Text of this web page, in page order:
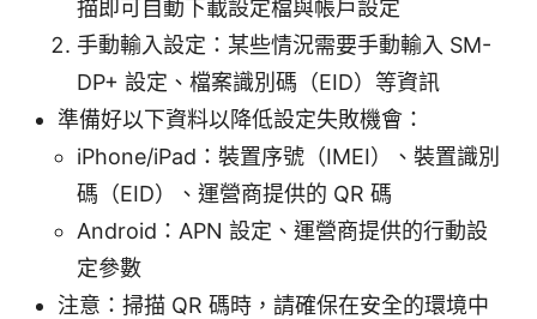
描即可自動下載設定檔與帳戶設定
手動輸入設定：某些情況需要手動輸入 SM-
DP+ 設定、檔案識別碼（EID）等資訊
準備好以下資料以降低設定失敗機會：
iPhone/iPad：裝置序號（IMEI）、裝置識別
碼（EID）、運營商提供的 QR 碼
Android：APN 設定、運營商提供的行動設
定參數
注意：掃描 QR 碼時，請確保在安全的環境中